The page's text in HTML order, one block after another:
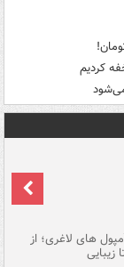
کردیم
های لاغری؛ از
زیبایی